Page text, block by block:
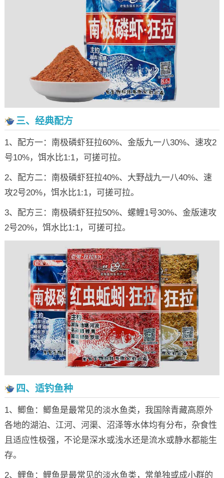
三、经典配方
1、配方一：南极磷虾狂拉60%、金版九一八30%、速攻2
号10%，饵水比1:1，可搓可拉。
2、配方二：南极磷虾狂拉40%、大野战九一八40%、速
攻2号20%，饵水比1:1，可搓可拉。
3、配方三：南极磷虾狂拉50%、螺鲤1号30%、金版速攻
2号20%，饵水比1:1，可搓可拉。
四、适钓鱼种
1、鲫鱼：鲫鱼是最常见的淡水鱼类，我国除青藏高原外
各地的湖泊、江河、河渠、沼泽等水体均有分布，杂食性
且适应性极强，不论是深水或浅水还是流水或静水都能生
存。
2、鲤鱼：鲤鱼是最常见的淡水鱼类，常单独或成小群的